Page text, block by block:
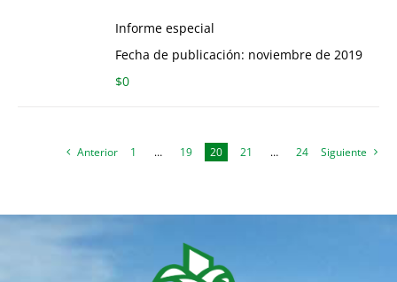
Informe especial
Fecha de publicación: noviembre de 2019
$0
Anterior 1 … 19 20 21 … 24 Siguiente